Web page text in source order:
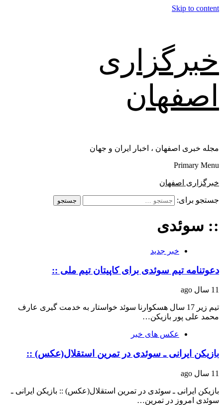
Skip to content
خبرگزاری
اصفهان
مجله خبری اصفهان ، اخبار ایران و جهان
Primary Menu
خبرگزاری اصفهان
جستجو برای:
:: سوئدی
خبر جدید
دعوتنامه تیم سوئدی برای کاپیتان تیم ملی ::
11 سال ago
تیم زیر 17 سال هسکوارنا سوئد خواستار به خدمت گیری عارف
محمد علی پور بازیکن…
عکس های خبر
بازیکن ایرانی ـ سوئدی در تمرین استقلال(عکس) ::
11 سال ago
بازیکن ایرانی ـ سوئدی در تمرین استقلال(عکس) :: بازیکن ایرانی ـ
سوئدی امروز در تمرین…